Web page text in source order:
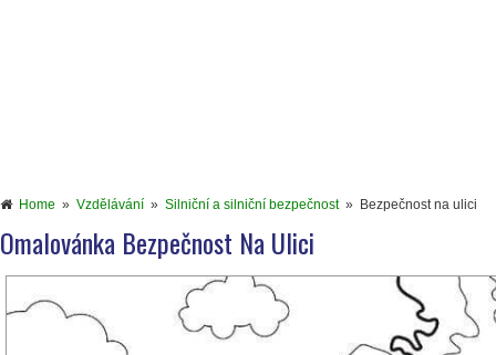
Home » Vzdělávání » Silniční a silniční bezpečnost» Bezpečnost na ulici
Omalovánka Bezpečnost Na Ulici